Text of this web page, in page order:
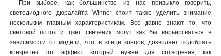
При выборе, как большинство из нас привыкло говорить,
светодиодного дюралайта Winner стоит также уделить внимание
нескольким главным характеристикам. Все давно знают то, что
световой поток и цвет свечения могут как бы варьироваться в
зависимости от модели, что, в конце концов, дозволяет подобрать
конкретно тот эффект, который нужен для сотворения, как